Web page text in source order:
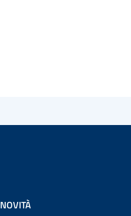
NOVITÀ